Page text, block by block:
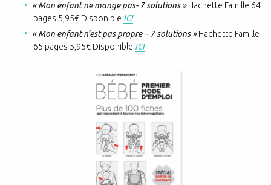
« Mon enfant ne mange pas- 7 solutions »Hachette Famille 64
pages 5,95€ Disponible ICI
« Mon enfant n’est pas propre – 7 solutions »Hachette Famille
65 pages 5,95€ Disponible ICI